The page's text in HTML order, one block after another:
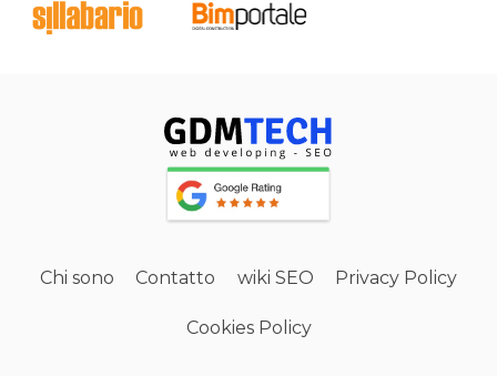
Chi sono Contatto wiki SEO Privacy Policy
Cookies Policy